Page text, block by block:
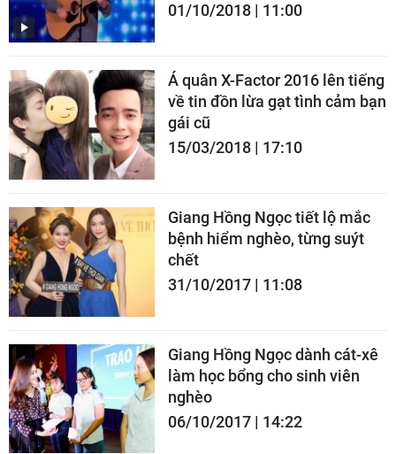
01/10/2018 | 11:00
Á quân X-Factor 2016 lên tiếng
về tin đồn lừa gạt tình cảm bạn
gái cũ
15/03/2018 | 17:10
Giang Hồng Ngọc tiết lộ mắc
bệnh hiểm nghèo, từng suýt
chết
31/10/2017 | 11:08
Giang Hồng Ngọc dành cát-xê
làm học bổng cho sinh viên
nghèo
06/10/2017 | 14:22